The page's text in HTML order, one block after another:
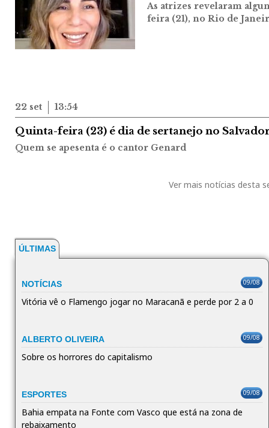
As atrizes revelaram
feira (21), no Rio de
22 set 13:54
Quinta-feira (23) é dia de sertanejo no
Quem se apesenta é o cantor Genard
Ver mais notícias desta
ÚLTIMAS
NOTÍCIAS 09/08
Vitória vê o Flamengo jogar no Maracanã e perde por 2 a 0
ALBERTO OLIVEIRA 09/08
Sobre os horrores do capitalismo
ESPORTES 09/08
Bahia empata na Fonte com Vasco que está na zona de
rebaixamento